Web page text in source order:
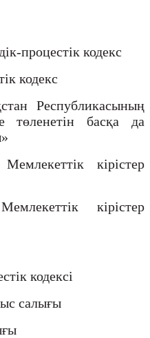
процестік кодекс
кодекс
Республикасының
төленетін басқа да
кірістер
кірістер
кодексі
салығы